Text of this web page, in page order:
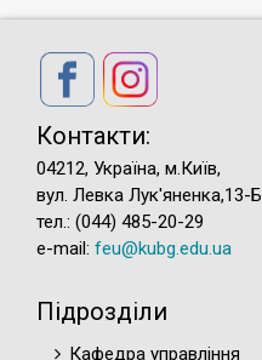
Контакти:
04212, Україна, м.Київ,
вул. Левка Лук'яненка,13-Б
тел.: (044) 485-20-29
e-mail: feu@kubg.edu.ua
Підрозділи
Кафедра управління